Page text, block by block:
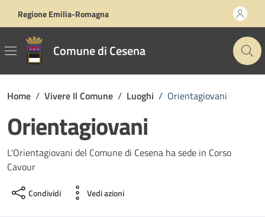
Regione Emilia-Romagna
Comune di Cesena
Home / Vivere Il Comune / Luoghi / Orientagiovani
Orientagiovani
L'Orientagiovani del Comune di Cesena ha sede in Corso
Cavour
Condividi Vedi azioni